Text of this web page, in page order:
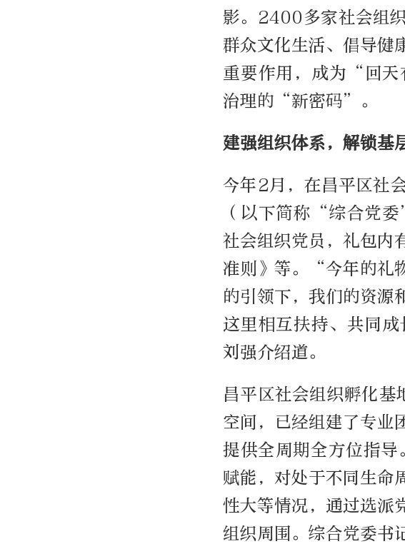
影。2400多家社会组
群众文化生活、倡导健
重要作用，成为“回
治理的“新密码”。
建强组织体系，解锁基
今年2月，在昌平区社
（以下简称“综合党
社会组织党员，礼包内
准则》等。“今年的礼
的引领下，我们的资源
这里相互扶持、共同
刘强介绍道。
昌平区社会组织孵化
空间，已经组建了专业
提供全周期全方位指
赋能，对处于不同生命
性大等情况，通过选派
组织周围。综合党委书